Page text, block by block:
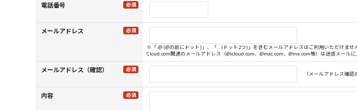
電話番号
メールアドレス
※「.@ (@の前にドット)」、「.. (ドット2つ)」を含むメールアドレスはご利用いただけませ
Cloud.com関連のメールアドレス（@icloud.com、@mac.com、@me.com等）は迷惑メー
メールアドレス（確認）
（メールアドレス確
内容